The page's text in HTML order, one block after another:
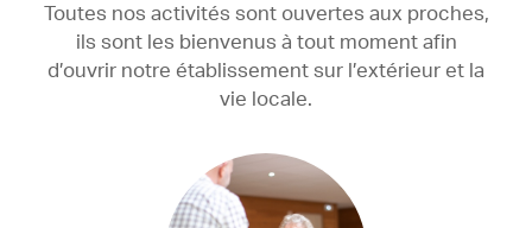
Toutes nos activités sont ouvertes aux proches,
ils sont les bienvenus à tout moment afin
d’ouvrir notre établissement sur l’extérieur et la
vie locale.